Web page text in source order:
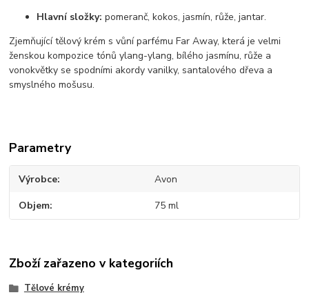
Hlavní složky: pomeranč, kokos, jasmín, růže, jantar.
Zjemňující tělový krém s vůní parfému Far Away, která je velmi
ženskou kompozice tónů ylang-ylang, bílého jasmínu, růže a
vonokvětky se spodními akordy vanilky, santalového dřeva a
smyslného mošusu.
Parametry
Výrobce Avon
Objem 75 ml
Zboží zařazeno v kategoriích
Tělové krémy